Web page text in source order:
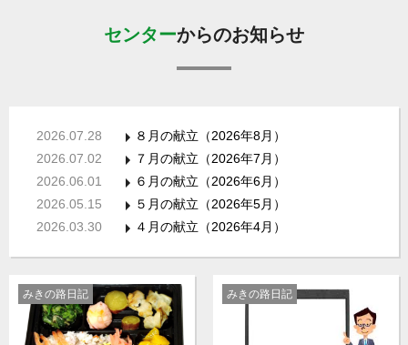
センターからのお知らせ
2026.07.28
８月の献立（2026年8月）
2026.07.02
７月の献立（2026年7月）
2026.06.01
６月の献立（2026年6月）
2026.05.15
５月の献立（2026年5月）
2026.03.30
４月の献立（2026年4月）
みきの路日記 みきの路日記